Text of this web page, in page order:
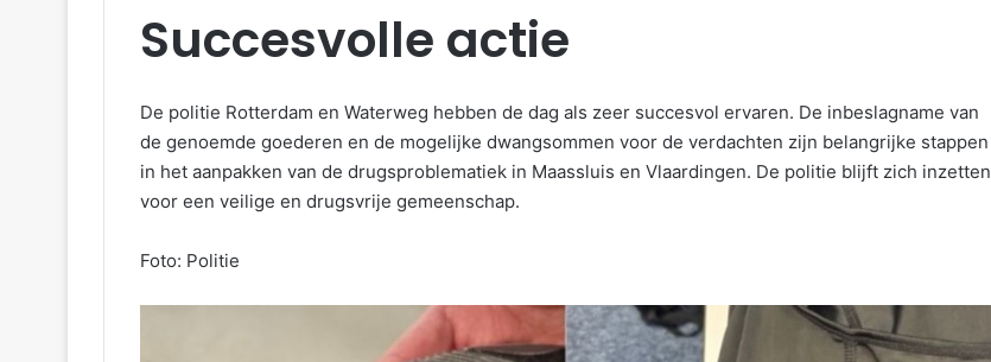
Succesvolle actie
De politie Rotterdam en Waterweg hebben de dag als zeer succesvol ervaren. De inbeslagname van
de genoemde goederen en de mogelijke dwangsommen voor de verdachten zijn belangrijke stappen
in het aanpakken van de drugsproblematiek in Maassluis en Vlaardingen. De politie blijft zich inzetten
voor een veilige en drugsvrije gemeenschap.
Foto: Politie